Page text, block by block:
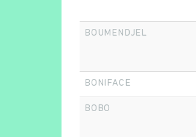
BOUMENDJEL
BONIFACE
BOBO